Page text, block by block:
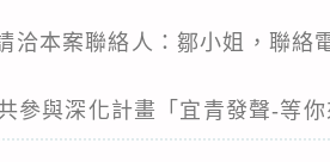
洽本案聯絡人：鄒小姐，聯絡
參與深化計畫「宜青發聲-等